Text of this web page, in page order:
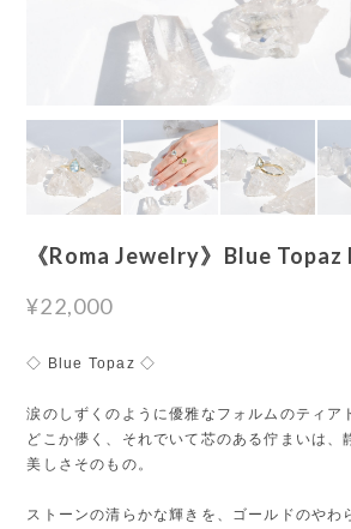
《Roma Jewelry》Blue Topaz
¥22,000
◇ Blue Topaz ◇
涙のしずくのように優雅なフォルムのティア
どこか儚く、それでいて芯のある佇まいは、
美しさそのもの。
ストーンの清らかな輝きを、ゴールドのやわ